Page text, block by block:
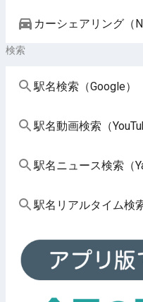
カーシェアリング（
検索
駅名検索（Google）
駅名動画検索（
駅名ニュース検索（
駅名リアルタイム検